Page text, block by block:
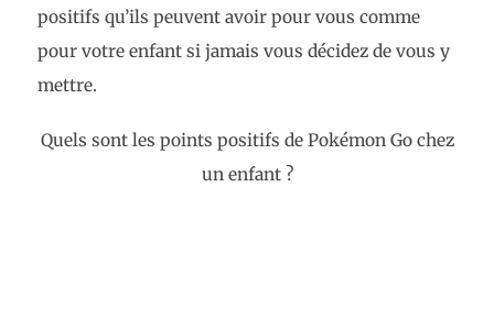
positifs qu’ils peuvent avoir pour vous comme
pour votre enfant si jamais vous décidez de vous y
mettre.
Quels sont les points positifs de Pokémon Go chez
un enfant ?